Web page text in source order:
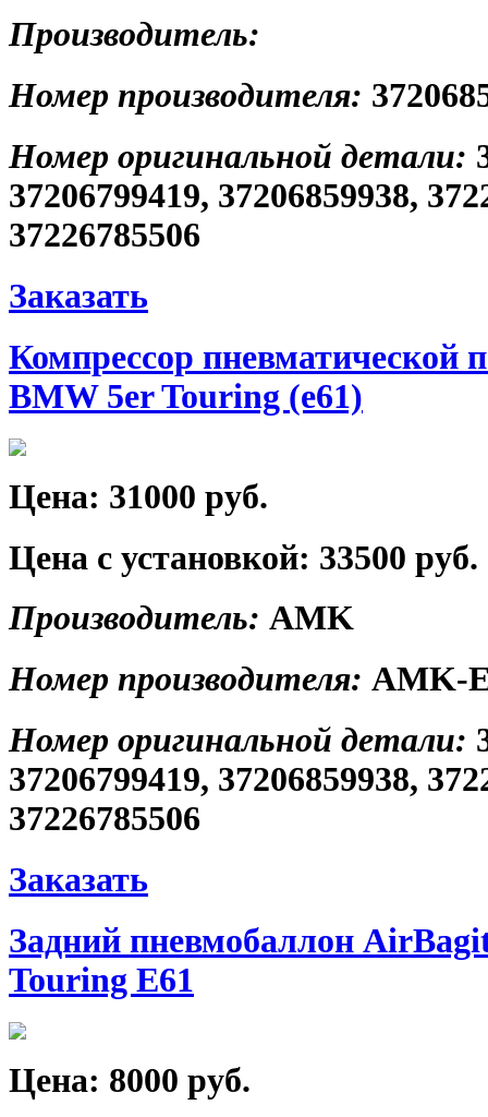
Производитель:
Номер производителя:
Номер оригинальной детали:
37206799419, 37206859938,
37226785506
Заказать
Компрессор пневматической
BMW 5er Touring (e61)
Цена: 31000 руб.
Цена с установкой: 33500 руб.
Производитель: AMK
Номер производителя: AMK-
Номер оригинальной детали:
37206799419, 37206859938,
37226785506
Заказать
Задний пневмобаллон
Touring E61
Цена: 8000 руб.